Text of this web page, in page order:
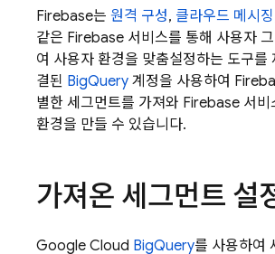
Firebase는 원격 구성, 클라우드 메시징
같은 Firebase 서비스를 통해 사용자
여 사용자 환경을 맞춤설정하는 도구를
결된 BigQuery 계정을 사용하여
별한 세그먼트를 가져와 Firebase 서비
환경을 만들 수 있습니다.
가져온 세그먼트 설
Google Cloud BigQuery를 사용하여